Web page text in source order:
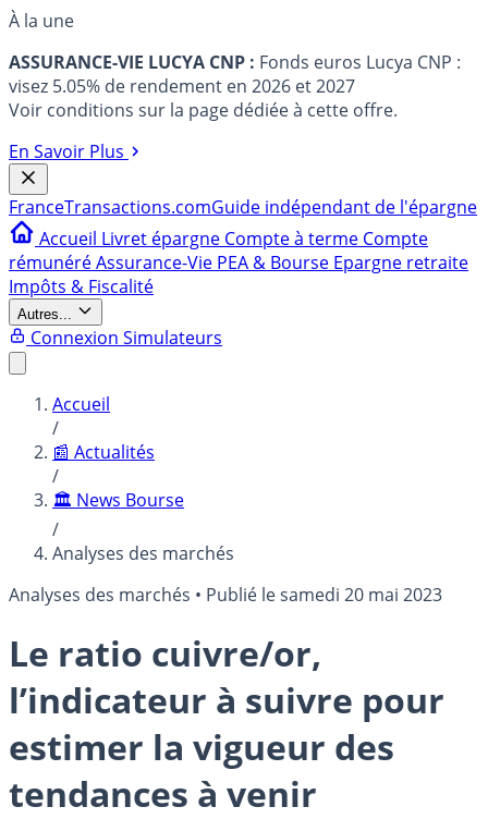
À la une
ASSURANCE-VIE LUCYA CNP : Fonds euros Lucya CNP :
visez 5.05% de rendement en 2026 et 2027
Voir conditions sur la page dédiée à cette offre.
En Savoir Plus
FranceTransactions.comGuide indépendant de l'épargne
Accueil Livret épargne Compte à terme Compte
rémunéréAssurance-Vie PEA & Bourse Epargne retraite
Impôts & Fiscalité
Autres...
Connexion Simulateurs
Accueil
/
📰 Actualités
/
🏛️ News Bourse
/
Analyses des marchés
Analyses des marchés • Publié lesamedi 20 mai 2023
Le ratio cuivre/or,
l’indicateur à suivre pour
estimer la vigueur des
tendances à venir